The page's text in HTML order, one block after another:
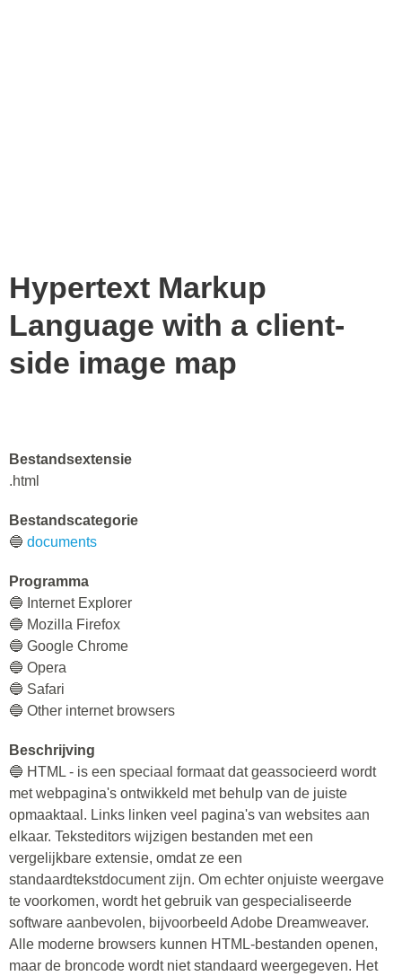
Hypertext Markup
Language with a client-
side image map
Bestandsextensie
.html
Bestandscategorie
🔵 documents
Programma
🔵 Internet Explorer
🔵 Mozilla Firefox
🔵 Google Chrome
🔵 Opera
🔵 Safari
🔵 Other internet browsers
Beschrijving
🔵 HTML - is een speciaal formaat dat geassocieerd wordt
met webpagina's ontwikkeld met behulp van de juiste
opmaaktaal. Links linken veel pagina's van websites aan
elkaar. Teksteditors wijzigen bestanden met een
vergelijkbare extensie, omdat ze een
standaardtekstdocument zijn. Om echter onjuiste weergave
te voorkomen, wordt het gebruik van gespecialiseerde
software aanbevolen, bijvoorbeeld Adobe Dreamweaver.
Alle moderne browsers kunnen HTML-bestanden openen,
maar de broncode wordt niet standaard weergegeven. Het